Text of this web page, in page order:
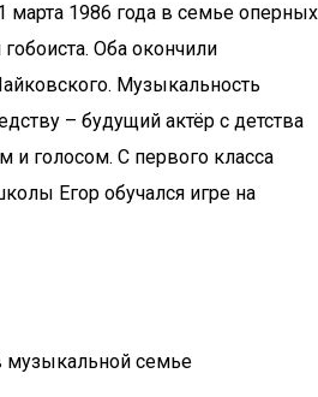
марта 1986 года в семье оперных
Оба окончили
Музыкальность
– будущий актёр с детства
и голосом. С первого класса
Егор обучался игре на
семье